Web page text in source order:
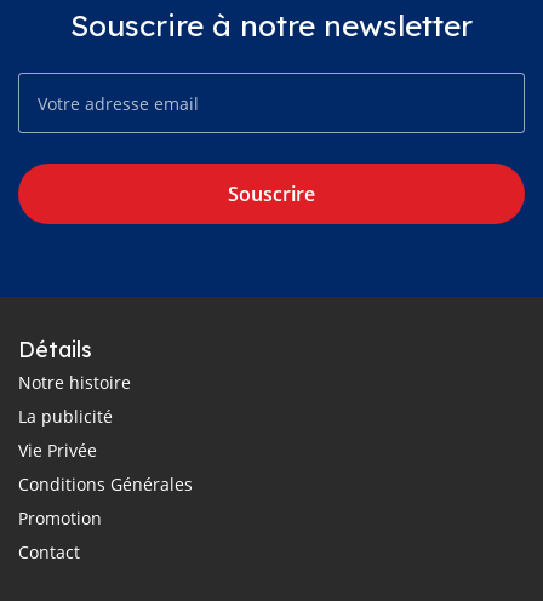
Souscrire à notre newsletter
Souscrire
Détails
Notre histoire
La publicité
Vie Privée
Conditions Générales
Promotion
Contact